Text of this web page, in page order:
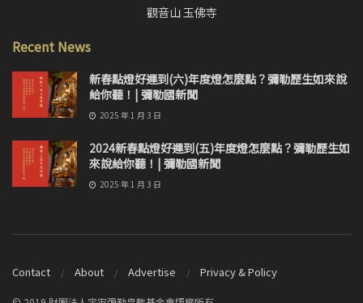
觀音山 玉佛寺
Recent News
新春點燈好運到(六)年度燈怎麼點？彌勒歷生如來說
給你聽！| 彌勒國新聞
2025 年 1 月 3 日
2024新春點燈好運到(五)年度燈怎麼點？彌勒歷生如
來說給你聽！| 彌勒國新聞
2025 年 1 月 3 日
Contact About Advertise Privacy & Policy